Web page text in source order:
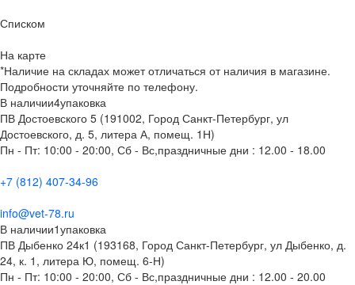
Списком
На карте
*Наличие на складах может отличаться от наличия в магазине.
Подробности уточняйте по телефону.
В наличии4упаковка
ПВ Достоевского 5 (191002, Город Санкт-Петербург, ул
Достоевского, д. 5, литера А, помещ. 1Н)
Пн - Пт: 10:00 - 20:00, Сб - Вс,праздничные дни : 12.00 - 18.00
+7 (812) 407-34-96
info@vet-78.ru
В наличии1упаковка
ПВ Дыбенко 24к1 (193168, Город Санкт-Петербург, ул Дыбенко, д.
24, к. 1, литера Ю, помещ. 6-Н)
Пн - Пт: 10:00 - 20:00, Сб - Вс,праздничные дни : 12.00 - 20.00